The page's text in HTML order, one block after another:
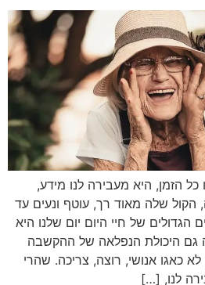
הזמן, היא מעבירה לנו מידע,
הקול שלה מאוד רך, עוטף ונעים עד
של חיי היום יום שלנו היא
גם היכולת הנפלאה של ההקשבה
כאגו אנושי, רוצה, צריכה. שהרי
לנו, […]